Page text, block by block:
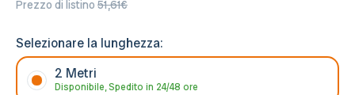
Prezzo di listino 51,61€
Selezionare la lunghezza:
2 Metri
Disponibile, Spedito in 24/48 ore